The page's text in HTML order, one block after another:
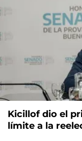
Kicillof dio el
límite a la